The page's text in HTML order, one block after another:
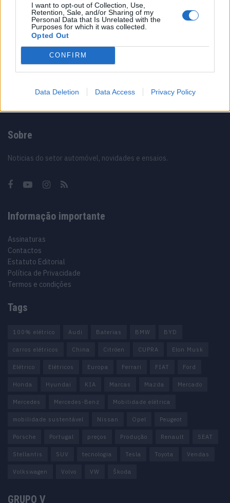
I want to opt-out of Collection, Use,
Retention, Sale, and/or Sharing of my
Personal Data that Is Unrelated with the
Purposes for which it was collected.
Opted Out
CONFIRM
Data Deletion Data Access Privacy Policy
40 anos depois
31/07/2026
12/02/2024
Sobre
Noticias do setor automóvel, novidades e ensaios.
Informação importante
Assinaturas
Contactos
Estatuto Editorial
Política de Privacidade
Termos e condições
Tags
100% elétrico Audi Baterias BMW BYD
carros elétricos China Citröen CUPRA Elon Musk
Elétrico Elétricos Europa Ferrari FIAT Ford
Honda Hyundai KIA Marcas Mazda Mercado
Mercedes Mercedes-Benz Mobilidade elétrica
mobilidade sustentável Nissan Opel Peugeot
Porsche Portugal preços Produção Renault SEAT
Stellantis SUV tecnologia Tesla Toyota Vendas
Volkswagen Volvo VW Škoda
GRUPO V